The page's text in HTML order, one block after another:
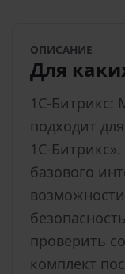
ОПИСАНИЕ
Для
1С-Битрикс:
подходит
1С-
базового
проверить
комплект